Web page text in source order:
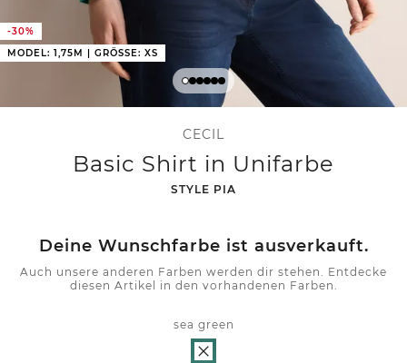
-30%
MODEL: 1,75M | GRÖSSE: XS
CECIL
Basic Shirt in Unifarbe
-
STYLE PIA
Deine Wunschfarbe ist ausverkauft.
Auch unsere anderen Farben werden dir stehen. Entdecke
diesen Artikel in den vorhandenen Farben.
sea green